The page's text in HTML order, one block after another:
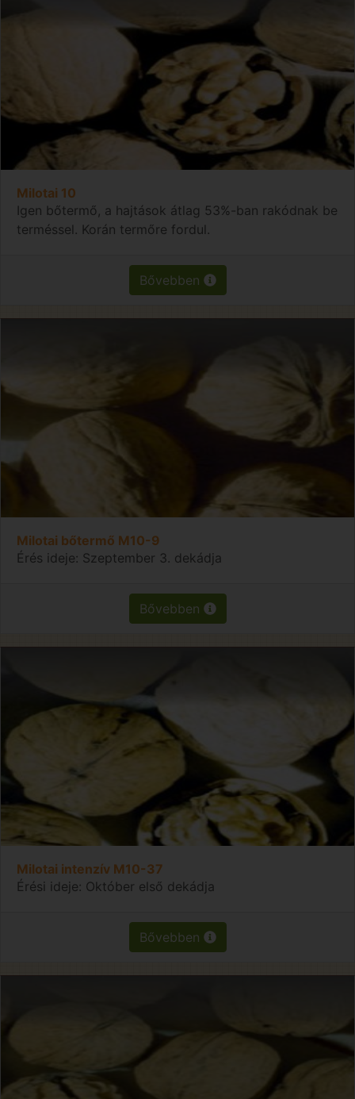
Milotai 10
Igen bőtermő, a hajtások átlag 53%-ban rakódnak be
terméssel. Korán termőre fordul.
Bővebben
Milotai bőtermő M10-9
Érés ideje: Szeptember 3. dekádja
Bővebben
Milotai intenzív M10-37
Érési ideje: Október első dekádja
Bővebben